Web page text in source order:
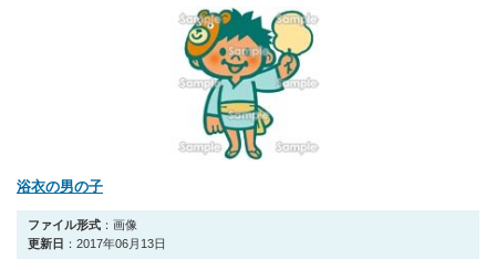
浴衣の男の子
ファイル形式 ：画像
更新日 ：2017年06月13日